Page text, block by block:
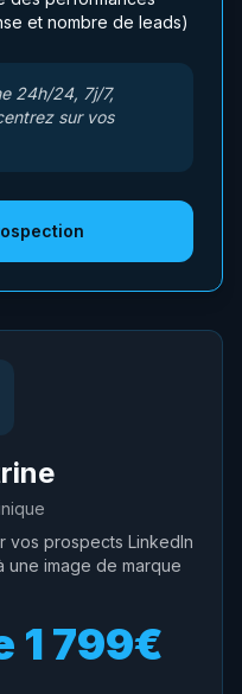
et nombre de leads)
24h/24, 7j/7,
sur vos
vos prospects LinkedIn
une image de marque
1 799€